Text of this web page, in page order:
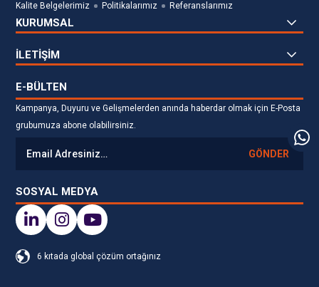
Kalite Belgelerimiz Politikalarımız Referanslarımız
KURUMSAL
İLETİŞİM
E-BÜLTEN
Kampanya, Duyuru ve Gelişmelerden anında haberdar olmak için E-Posta
grubumuza abone olabilirsiniz.
GÖNDER
SOSYAL MEDYA
6 kıtada global çözüm ortağınız